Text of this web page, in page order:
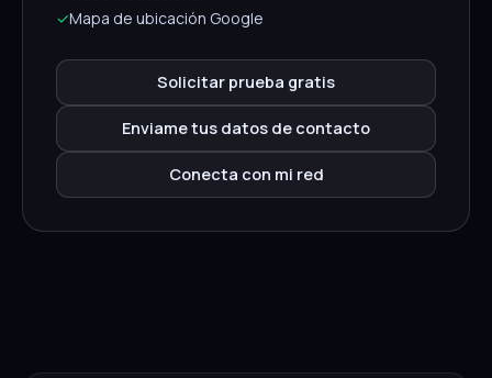
✓Mapa de ubicación Google
Solicitar prueba gratis
Enviame tus datos de contacto
Conecta con mi red